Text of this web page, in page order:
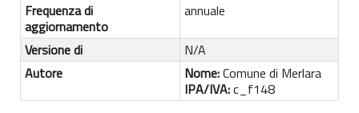
Frequenza di
aggiornamento
annuale
Versione di
N/A
Autore
Nome:Comune di Merlara
IPA/IVA:c_f148